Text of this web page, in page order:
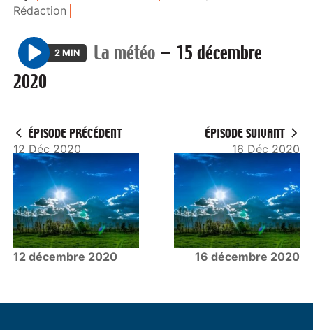
Rédaction
P
l
2 MIN La météo — 15 décembre
2020
ÉPISODE PRÉCÉDENT
12 Déc 2020
12 décembre 2020
ÉPISODE SUIVANT
16 Déc 2020
16 décembre 2020